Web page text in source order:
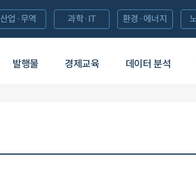
발행물 경제교육 데이터 분석
산업·무역 과학·IT 환경·에너지